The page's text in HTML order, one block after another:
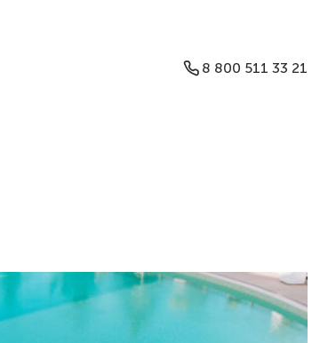
8 800 511 33 21